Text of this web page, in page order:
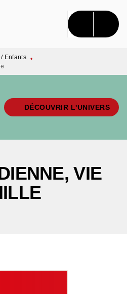
CONTENU
/ Enfants •
DÉCOUVRIR L'UNIVERS
VIE